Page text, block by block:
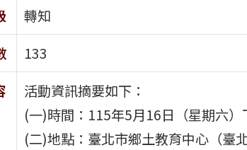
轉知
133
活動資訊摘要如下：
(一)時間：115年5月16日（星期六）
(二)地點：臺北市鄉土教育中心（臺